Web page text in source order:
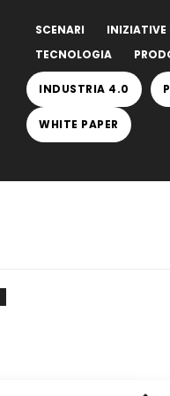
SCENARI INIZIATIVE
TECNOLOGIA
INDUSTRIA 4.0
WHITE PAPER